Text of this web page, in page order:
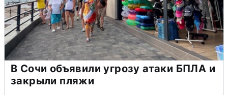
В Сочи объявили угрозу атаки БПЛА и
закрыли пляжи